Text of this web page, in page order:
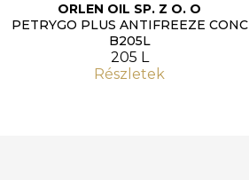
ORLEN OIL SP. Z O. O
PETRYGO PLUS ANTIFREEZE CONC
B205L
205 L
Részletek